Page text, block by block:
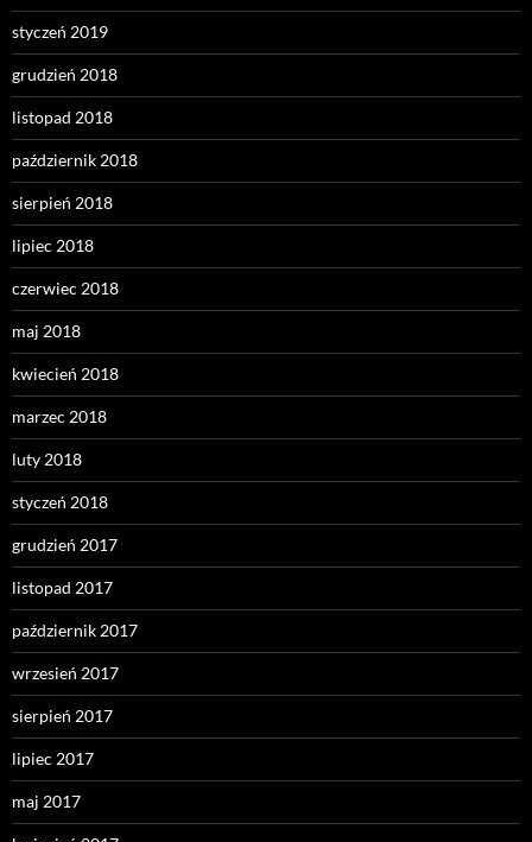
styczeń 2019
grudzień 2018
listopad 2018
październik 2018
sierpień 2018
lipiec 2018
czerwiec 2018
maj 2018
kwiecień 2018
marzec 2018
luty 2018
styczeń 2018
grudzień 2017
listopad 2017
październik 2017
wrzesień 2017
sierpień 2017
lipiec 2017
maj 2017